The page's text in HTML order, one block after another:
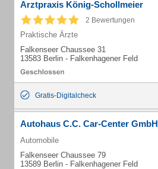
Arztpraxis König-Schollmeier
2 Bewertungen
Praktische Ärzte
Falkenseer Chaussee 31
13583 Berlin - Falkenhagener Feld
Gratis-Digitalcheck
Autohaus C.C. Car-Center GmbH
Automobile
Falkenseer Chaussee 79
13589 Berlin - Falkenhagener Feld